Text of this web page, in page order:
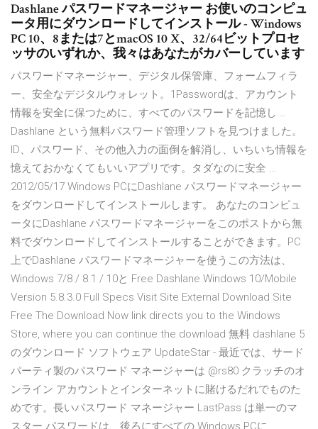
Dashlane パスワードマネージャー お使いのコンピュ
ータ用にダウンロードしてインストール - Windows
PC 10、8または7とmacOS 10 X、32/64ビットプロセ
ッサのいずれか、我々はあなたがカバーしています
パスワードマネージャー、デジタル保管庫、フォームフィラ
ー、安全なデジタルウォレット。1Passwordは、アカウント
情報を安全に保つために、すべてのパスワードを記憶し …
Dashlane という無料パスワード管理ソフトを見つけました。
ID、パスワード、その他入力の面倒を解消し、いちいち情報を
憶えておかなくてもいいアプリです。タダなのに安全 …
2012/05/17 Windows PCにDashlane パスワードマネージャー
をダウンロードしてインストールします。 あなたのコンピュ
ータにDashlane パスワードマネージャーをこのポストから無
料でダウンロードしてインストールすることができます。PC
上でDashlane パスワードマネージャーを使うこの方法は、
Windows 7/8 / 8.1 / 10と Free Dashlane Windows 10/Mobile
Version 5.8.3.0 Full Specs Visit Site External Download Site
Free The Download Now link directs you to the Windows
Store, where you can continue the download 無料 dashlane 5
のダウンロード ソフトウェア UpdateStar - 最近では、サード
パーティ製のパスワード マネージャーは @rs80 クラッチのオ
ンライン アカウントとインターネットに賭けるだれでものた
めです。長いパスワード マネージャー LastPass は単一のマ